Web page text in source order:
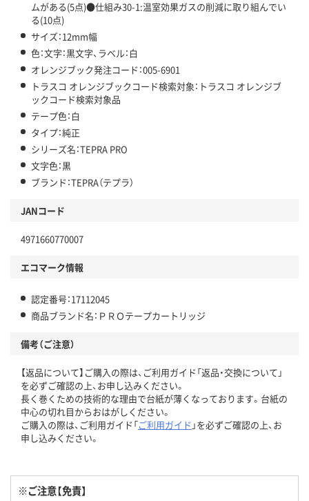
ムがある(5点)●仕組み30-1:温室効果ガスの削減に取り組んでい
る(10点)
サイズ：12mm幅
色：文字：黒文字、ラベル：白
オレンジブック発注コード：005-6901
トラスコ オレンジブックコード検索対象：トラスコ オレンジブ
ックコード検索対象品
テープ色：白
タイプ：純正
シリーズ名：TEPRA PRO
文字色：黒
ブランド：TEPRA（テプラ）
JANコード
4971660770007
エコマーク情報
認定番号：17112045
商品ブランド名：ＰＲＯテープカートリッジ
備考（ご注意）
【返品について】ご購入の際は、ご利用ガイド「返品・交換について」
を必ずご確認の上、お申し込みください。
長く巻くための技術的な理由で台紙が薄くなっております。台紙の
中心の切れ目からおはがしください。
ご購入の際は、ご利用ガイド「ご利用ガイド 」を必ずご確認の上、お
申し込みください。
※ご注意【免責】